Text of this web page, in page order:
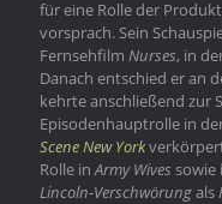
für eine Rolle der
vorsprach. Sein
Fernsehfilm Nurses, in
Danach entschied er an
kehrte anschließend zur
Episodenhauptrolle in
Scene New York
Rolle inArmy Wives sowie
Lincoln-Verschwörungals